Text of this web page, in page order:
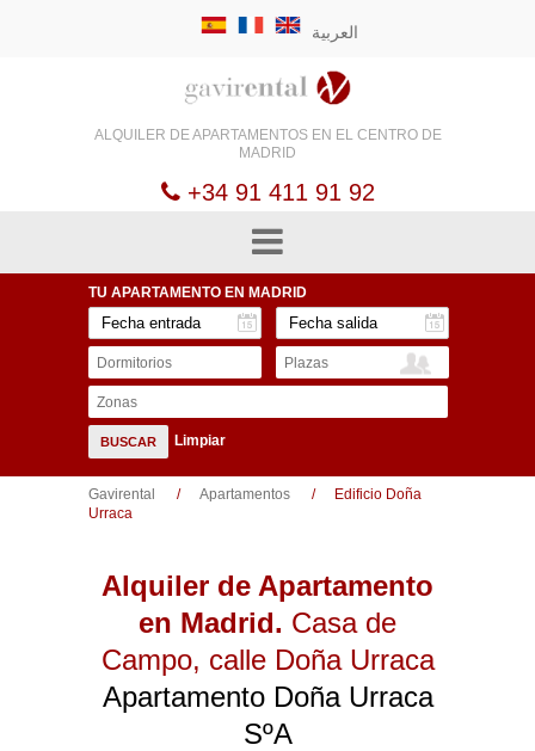
العربية
ALQUILER DEAPARTAMENTOS EN EL CENTRO DE
MADRID
+34 91 411 91 92
TU APARTAMENTO EN MADRID
Dormitorios Plazas
Zonas
BUSCAR Limpiar
Gavirental Apartamentos
Edificio Doña
Urraca
Alquiler de Apartamento
en Madrid. Casa de
Campo, calle Doña Urraca
Apartamento Doña Urraca
SºA